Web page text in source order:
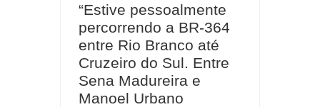
“Estive pessoalmente
percorrendo a BR-364
entre Rio Branco até
Cruzeiro do Sul. Entre
Sena Madureira e
Manoel Urbano